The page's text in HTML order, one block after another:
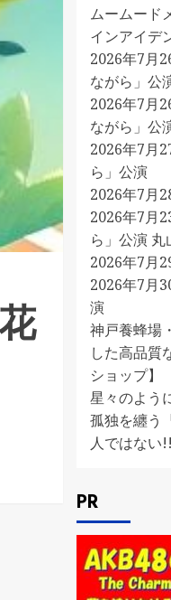
ムームード
インアイデ
2026年7月
ながら」公
2026年7月
ながら」公
2026年7月
ら」公演
2026年7月
2026年7月
ら」公演
2026年7月
2026年7月
演
神戸養蜂場
した高品質
ショップ】
星々のよう
孤独を纏う
人ではな
PR